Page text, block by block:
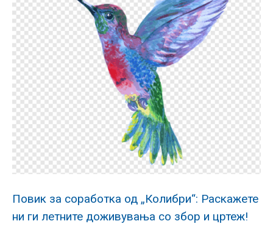
Повик за соработка од „Колибри“: Раскажете
ни ги летните доживувања со збор и цртеж!